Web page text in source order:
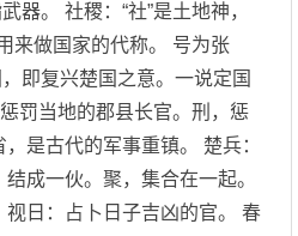
器。 社稷：“社”是土地神，
来做国家的代称。 号为张
即复兴楚国之意。一说定国
罚当地的郡县长官。刑，惩
是古代的军事重镇。 楚兵：
成一伙。聚，集合在一起。
日：占卜日子吉凶的官。 春